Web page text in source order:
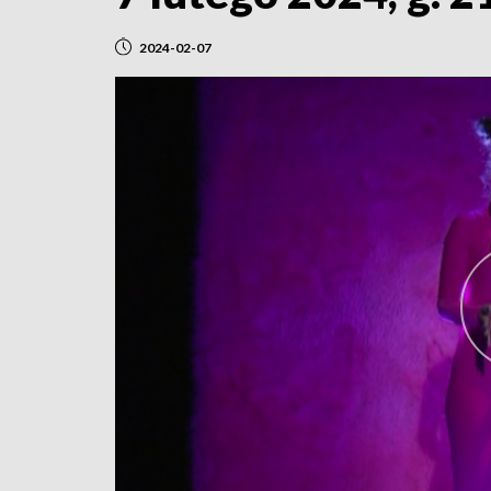
2024-02-07